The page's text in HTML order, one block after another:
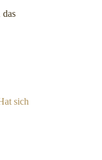
das
sich